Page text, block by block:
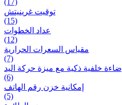
توقيت غرينيتش
(15)
عداد الخطوات
(12)
مقیاس السعرات الحرارية
(7)
إضاءة خلفية ذكية مع ميزة حرکة اليد
(6)
إمكانية خزن رقم الهاتف
(5)